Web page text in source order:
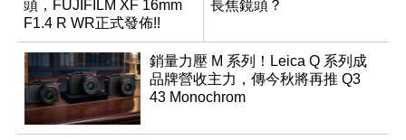
頭，FUJIFILM XF 16mm
F1.4 R WR正式發佈!!
長焦鏡頭？
銷量力壓 M 系列！Leica Q 系列成
品牌營收主力，傳今秋將再推 Q3
43 Monochrom